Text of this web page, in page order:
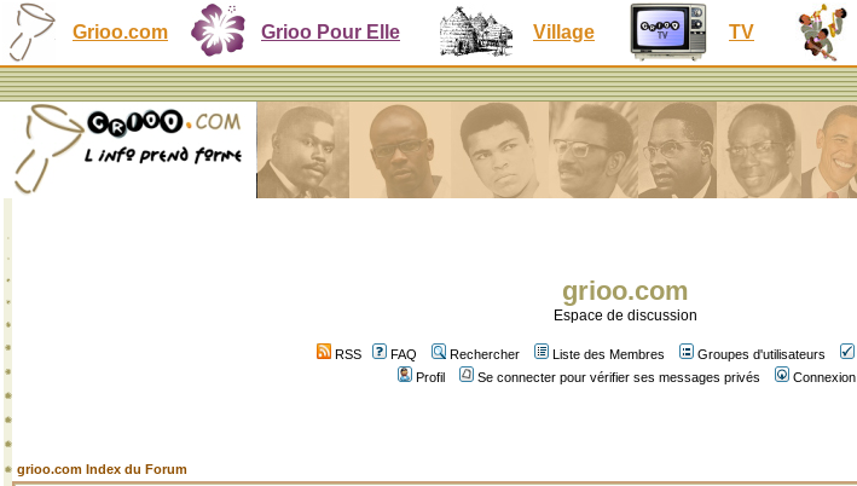
Grioo.com Grioo Pour Elle Village TV
grioo.com
Espace de discussion
RSS FAQ Rechercher Liste des Membres Groupes d'utilisateurs
Profil
Se connecter pour vérifier ses messages privés Connexion
grioo.com Index du Forum